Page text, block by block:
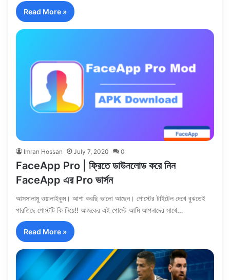
Read More »
Imran Hossan July 7, 2020 0
FaceApp Pro | ফ্রিতে ডাউনলোড করে নিন
FaceApp এর Pro ভার্সন
আসসালামু ওয়ালাইকুম। আশা করছি ভালো আছেন। পোস্টের টাইটেল দেখে বুঝতেই
পারতিছে পোস্টটি কি নিয়ে!! আজকের এই পোস্টে আমি আপনাদের সাথে…
Read More »